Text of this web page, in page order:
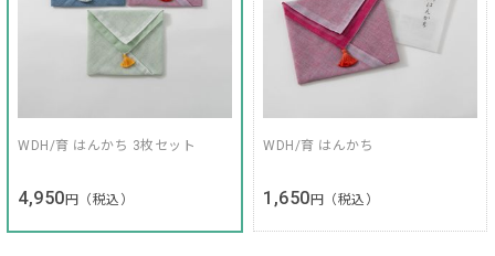
WDH/育 はんかち 3枚セット
4,950 円（税込）
WDH/育 はんかち
1,650 円（税込）